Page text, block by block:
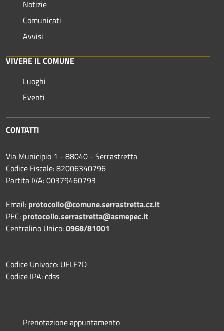
Notizie
Comunicati
Avvisi
VIVERE IL COMUNE
Luoghi
Eventi
CONTATTI
Via Municipio 1 - 88040 - Serrastretta
Codice Fiscale: 82006340796
Partita IVA: 00379460793
Email: protocollo@comune.serrastretta.cz.it
PEC: protocollo.serrastretta@asmepec.it
Centralino Unico:0968/81001
Codice Univoco: UFLF7D
Codice IPA: cdss
Prenotazione appuntamento